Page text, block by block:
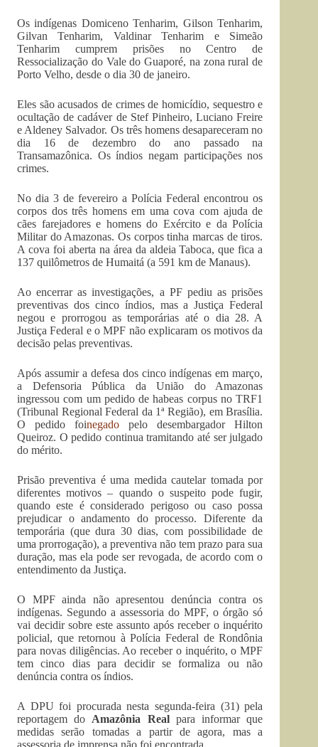
Os indígenas Domiceno Tenharim, Gilson Tenharim,
Gilvan Tenharim, Valdinar Tenharim e Simeão
Tenharim cumprem prisões no Centro de
Ressocialização do Vale do Guaporé, na zona rural de
Porto Velho, desde o dia 30 de janeiro.
Eles são acusados de crimes de homicídio, sequestro e
ocultação de cadáver de Stef Pinheiro, Luciano Freire
e Aldeney Salvador. Os três homens desapareceram no
dia 16 de dezembro do ano passado na
Transamazônica. Os índios negam participações nos
crimes.
No dia 3 de fevereiro a Polícia Federal encontrou os
corpos dos três homens em uma cova com ajuda de
cães farejadores e homens do Exército e da Polícia
Militar do Amazonas. Os corpos tinha marcas de tiros.
A cova foi aberta na área da aldeia Taboca, que fica a
137 quilômetros de Humaitá (a 591 km de Manaus).
Ao encerrar as investigações, a PF pediu as prisões
preventivas dos cinco índios, mas a Justiça Federal
negou e prorrogou as temporárias até o dia 28. A
Justiça Federal e o MPF não explicaram os motivos da
decisão pelas preventivas.
Após assumir a defesa dos cinco indígenas em março,
a Defensoria Pública da União do Amazonas
ingressou com um pedido de habeas corpus no TRF1
(Tribunal Regional Federal da 1ª Região), em Brasília.
O pedido foinegado pelo desembargador Hilton
Queiroz. O pedido continua tramitando até ser julgado
do mérito.
Prisão preventiva é uma medida cautelar tomada por
diferentes motivos – quando o suspeito pode fugir,
quando este é considerado perigoso ou caso possa
prejudicar o andamento do processo. Diferente da
temporária (que dura 30 dias, com possibilidade de
uma prorrogação), a preventiva não tem prazo para sua
duração, mas ela pode ser revogada, de acordo com o
entendimento da Justiça.
O MPF ainda não apresentou denúncia contra os
indígenas. Segundo a assessoria do MPF, o órgão só
vai decidir sobre este assunto após receber o inquérito
policial, que retornou à Polícia Federal de Rondônia
para novas diligências. Ao receber o inquérito, o MPF
tem cinco dias para decidir se formaliza ou não
denúncia contra os índios.
A DPU foi procurada nesta segunda-feira (31) pela
reportagem do Amazônia Realpara informar que
medidas serão tomadas a partir de agora, mas a
assessoria de imprensa não foi encontrada.